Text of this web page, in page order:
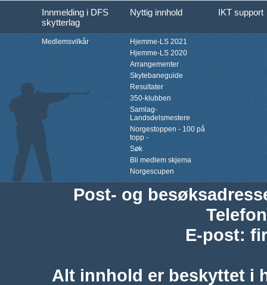
Innmelding i DFS
skytterlag
Nyttig innhold IKT support
Medlemsvilkår
Hjemme-LS 2021
Hjemme-LS 2020
Arrangementer
Skytebaneguide
Resultater
350-klubben
Samlag-
Landsdelsmestere
Norgestoppen - 100 på
topp -
Søk
Bli medlem skjema
Norgescupen
Post- og
Telefon
E-post:
Alt innhold er beskyttet i